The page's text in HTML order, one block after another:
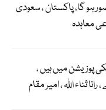
ہو گا، پاکستان ، سعودی
معاہدہ
پوزیشن میں ہیں ،
ثناء اللہ ، امیر مقام